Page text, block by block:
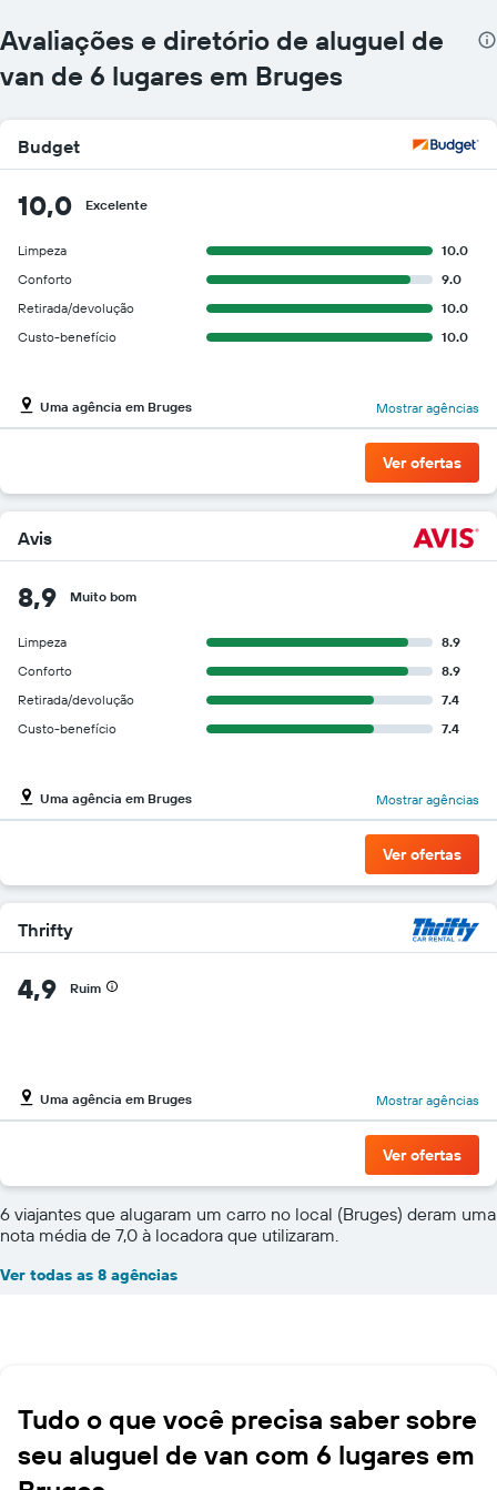
localizações
O
gráfico
tem
X
exibindo
empresas
de
de
carros
O
gráfico
tem
Y
exibindo
mais
barato
do
aluguel
carro
para
as
fornecidas
Avaliações e diretório de aluguel de
van de 6 lugares em Bruges
Budget
10,0 Excelente
Limpeza
10.0
Conforto
9.0
Retirada/devolução
10.0
Custo-benefício
10.0
Uma agência em Bruges Mostrar agências
Ver ofertas
Avis
8,9 Muito bom
Limpeza
8.9
Conforto
8.9
Retirada/devolução
7.4
Custo-benefício
7.4
Uma agência em Bruges Mostrar agências
Ver ofertas
Thrifty
4,9 Ruim
Uma agência em Bruges Mostrar agências
Ver ofertas
6 viajantes que alugaram um carro no local (Bruges) deram uma
nota média de 7,0 à locadora que utilizaram.
Ver todas as 8 agências
Tudo o que você precisa saber sobre
seu aluguel de van com 6 lugares em